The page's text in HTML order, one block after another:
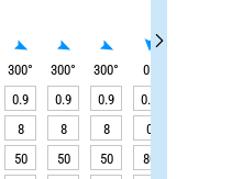
300° 300° 300° 0°
0.9 0.9 0.9 0.9
8 8 8 0
50 50 50 80